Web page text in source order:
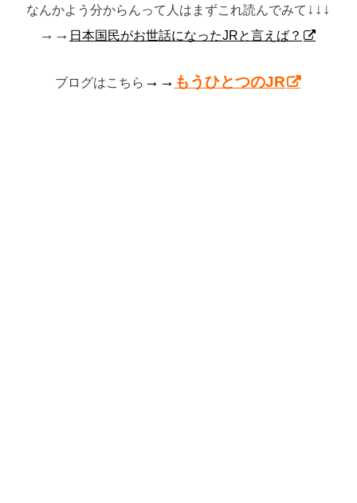
なんかよう分からんって人はまずこれ読んでみて ↓↓↓
→→ 日本国民がお世話になったJRと言えば？
ブログはこちら →→ もうひとつのJR